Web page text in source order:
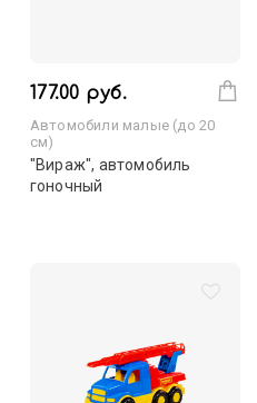
177.00 руб.
Автомобили малые (до 20
см)
"Вираж", автомобиль
гоночный